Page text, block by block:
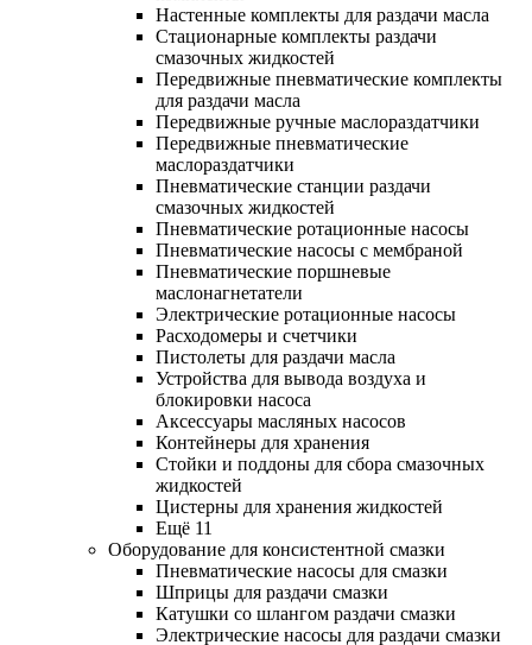
Настенные комплекты для раздачи масла
Стационарные комплекты раздачи
смазочных жидкостей
Передвижные пневматические комплекты
для раздачи масла
Передвижные ручные маслораздатчики
Передвижные пневматические
маслораздатчики
Пневматические станции раздачи
смазочных жидкостей
Пневматические ротационные насосы
Пневматические насосы с мембраной
Пневматические поршневые
маслонагнетатели
Электрические ротационные насосы
Расходомеры и счетчики
Пистолеты для раздачи масла
Устройства для вывода воздуха и
блокировки насоса
Аксессуары масляных насосов
Контейнеры для хранения
Стойки и поддоны для сбора смазочных
жидкостей
Цистерны для хранения жидкостей
Ещё 11
Оборудование для консистентной смазки
Пневматические насосы для смазки
Шприцы для раздачи смазки
Катушки со шлангом раздачи смазки
Электрические насосы для раздачи смазки